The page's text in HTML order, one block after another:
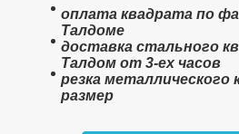
оплата квадрата по
Талдоме
доставка стального
Талдом от 3-ех часов
резка металлического
размер